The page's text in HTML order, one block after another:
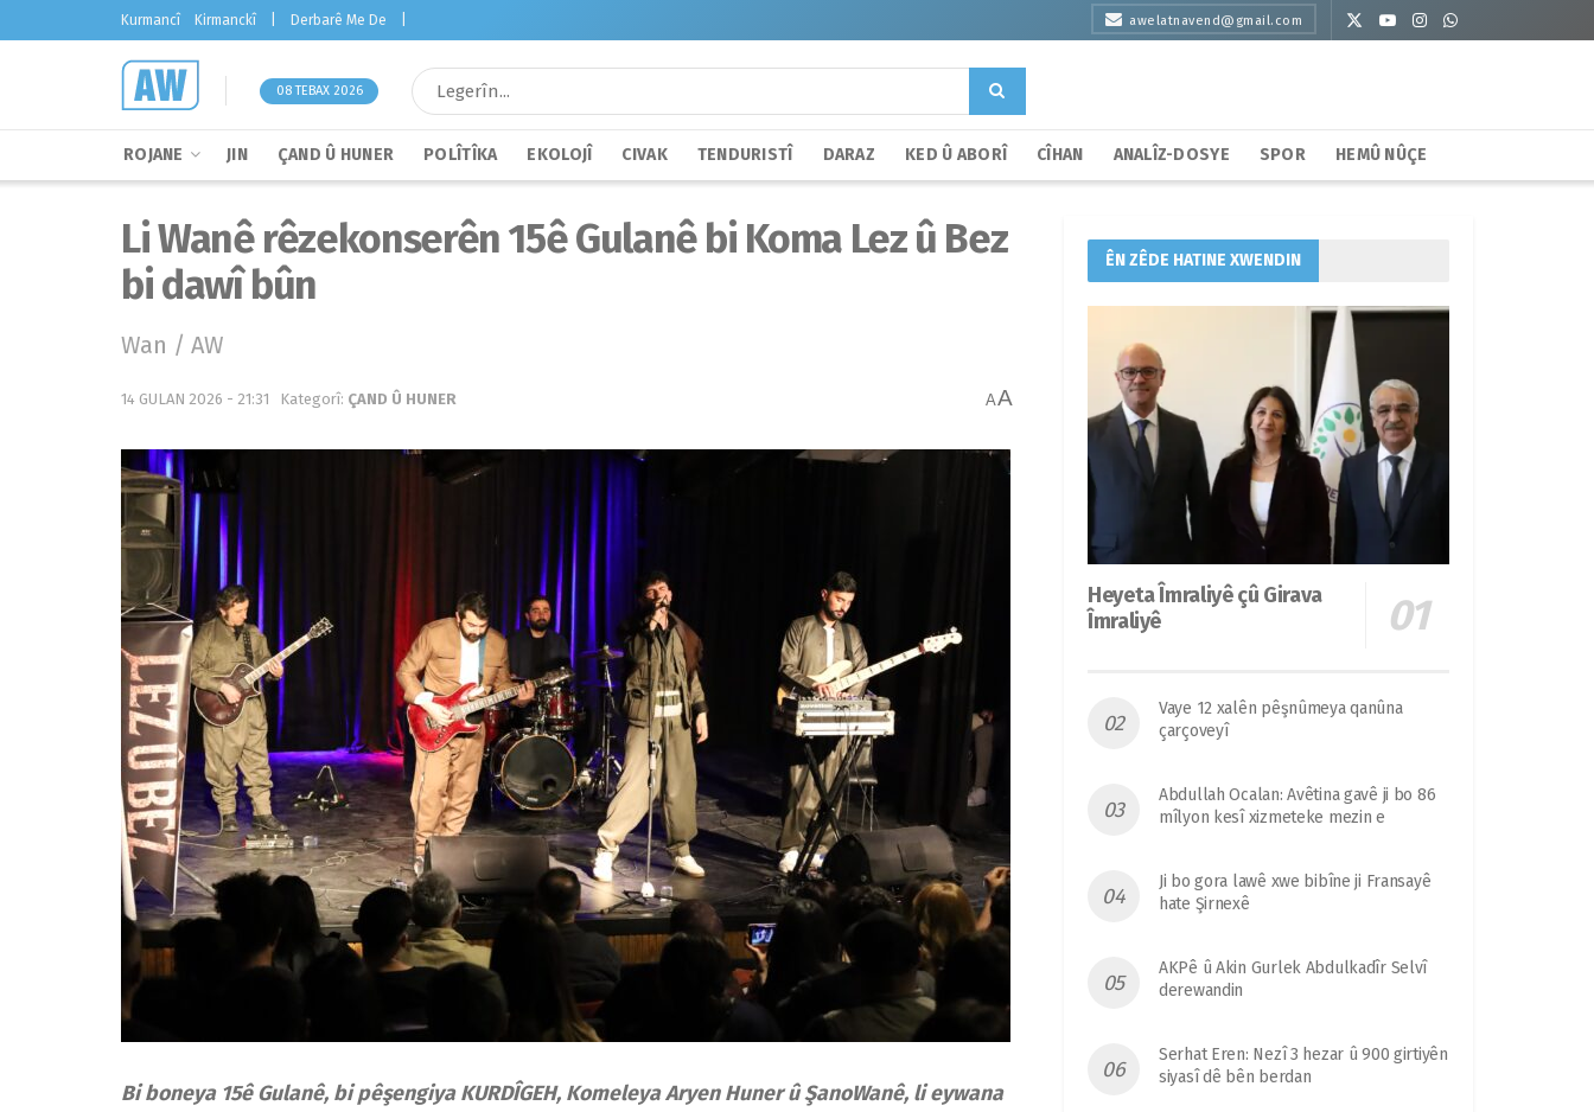
Kurmancî Kirmanckî Derbarê Me De awelatnavend@gmail.com
08 TEBAX 2026
ROJANE JIN ÇAND Û HUNER POLÎTÎKA EKOLOJÎ CIVAK TENDURISTÎ DARAZ KED Û ABORÎ CÎHAN ANALÎZ-DOSYE SPOR HEMÛ NÛÇE
Li Wanê rêzekonserên 15ê Gulanê bi Koma Lez û Bez
bi dawî bûn
Wan / AW
14 GULAN 2026 - 21:31 Kategorî: ÇAND Û HUNER AA
Bi boneya 15ê Gulanê, bi pêşengiya KURDÎGEH, Komeleya Aryen Huner û ŞanoWanê, li eywana
ÊN ZÊDE HATINE XWENDIN
Heyeta Îmraliyê çû Girava
Îmraliyê
Vaye 12 xalên pêşnûmeya qanûna
çarçoveyî
Abdullah Ocalan: Avêtina gavê ji bo 86
mîlyon kesî xizmeteke mezin e
Ji bo gora lawê xwe bibîne ji Fransayê
hate Şirnexê
AKPê û Akin Gurlek Abdulkadîr Selvî
derewandin
Serhat Eren: Nezî 3 hezar û 900 girtiyên
siyasî dê bên berdan